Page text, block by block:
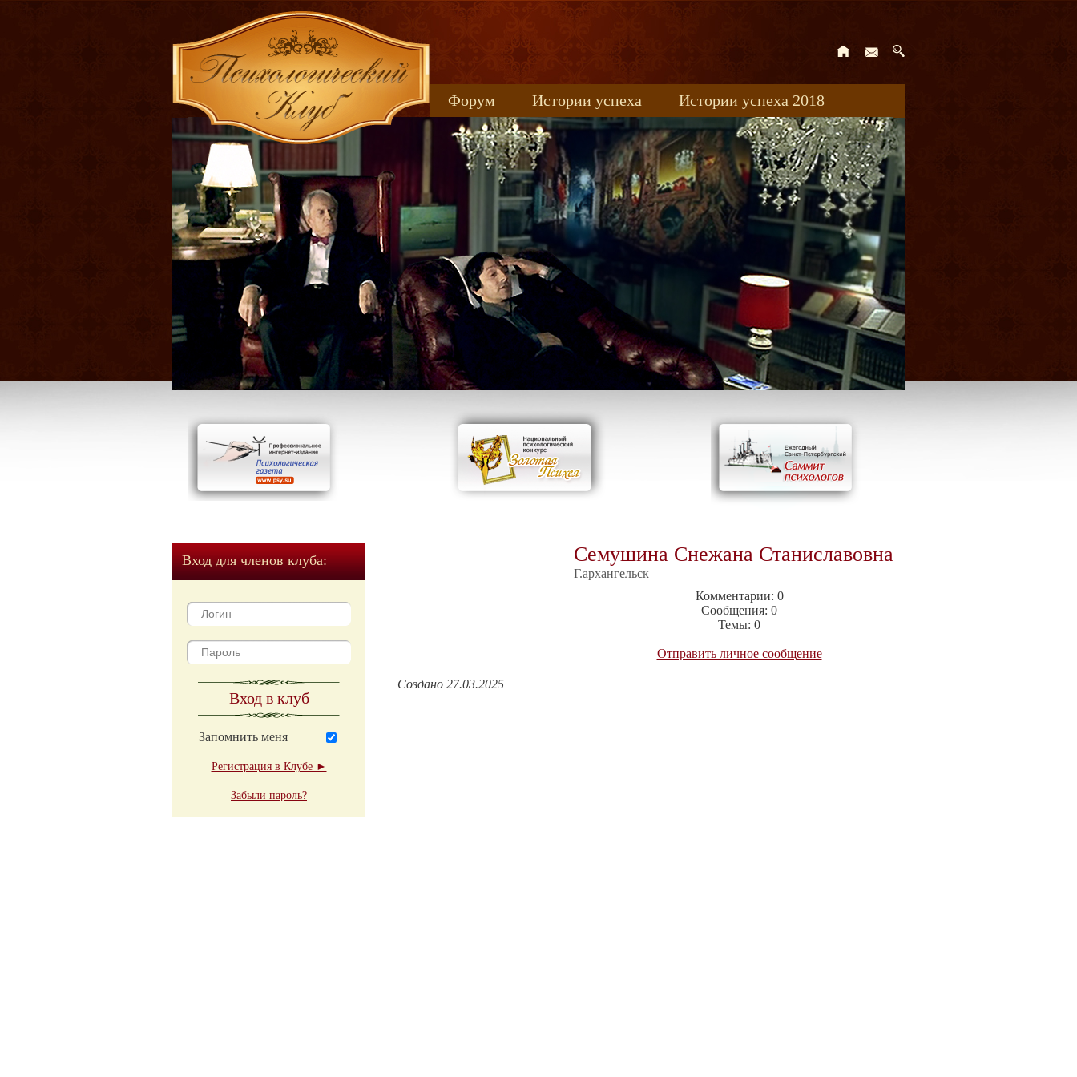
Форум Истории успеха
Истории успеха 2018
Книжные новинки
uspeh_2017
Вход для членов клуба:
Вход в клуб
Запомнить меня
Регистрация в Клубе ►
Забыли пароль?
Семушина Снежана Станиславовна
Г.архангельск
Комментарии: 0
Сообщения: 0
Темы: 0
Отправить личное сообщение
Создано 27.03.2025